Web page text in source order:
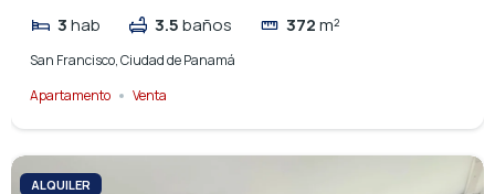
3hab 3.5baños 372m²
San Francisco, Ciudad de Panamá
Apartamento
Venta
ALQUILER